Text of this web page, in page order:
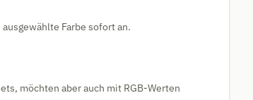
Farbe sofort an.
möchten aber auch mit RGB-Werten